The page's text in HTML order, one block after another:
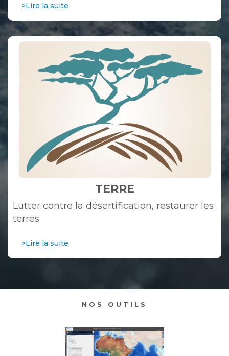
>Lire la suite
TERRE
Lutter contre la désertification, restaurer les
terres
>Lire la suite
NOS OUTILS